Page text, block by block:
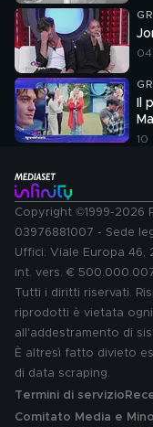
04
Il
10
Copyright ©1999-2026
03976881007 - Sede
Uffici: Viale Europa 46,
int. vers. €
Tutti i diritti riservati.
riprodotti è vietata
all'addestramento di
È altresì fatto divieto
di data scraping.
Termini di servizio
Comitato Media e